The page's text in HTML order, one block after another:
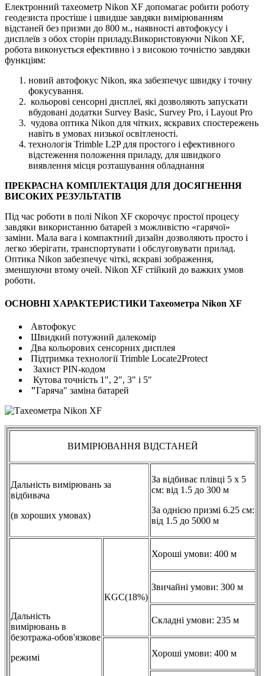
Електронний тахеометр Nikon XF допомагає робити роботу
геодезиста простіше і швидше завдяки вимірюванням
відстаней без призми до 800 м., наявності автофокусу і
дисплеїв з обох сторін приладу.Використовуючи Nikon XF,
робота виконується ефективно і з високою точністю завдяки
функціям:
новий автофокус Nikon, яка забезпечує швидку і точну
фокусування.
кольорові сенсорні дисплеї, які дозволяють запускати
вбудовані додатки Survey Basic, Survey Pro, і Layout Pro
чудова оптика Nikon для чітких, яскравих спостережень
навіть в умовах низької освітленості.
технологія Trimble L2P для простого і ефективного
відстеження положення приладу, для швидкого
виявлення місця розташування обладнання
ПРЕКРАСНА КОМПЛЕКТАЦІЯ ДЛЯ ДОСЯГНЕННЯ
ВИСОКИХ РЕЗУЛЬТАТІВ
Під час роботи в полі Nikon XF скорочує простої процесу
завдяки використанню батарей з можливістю «гарячої»
заміни. Мала вага і компактний дизайн дозволяють просто і
легко зберігати, транспортувати і обслуговувати прилад.
Оптика Nikon забезпечує чіткі, яскраві зображення,
зменшуючи втому очей. Nikon XF стійкий до важких умов
роботи.
ОСНОВНІ ХАРАКТЕРИСТИКИ Тахеометра Nikon XF
Автофокус
Швидкий потужний далекомір
Два кольорових сенсорних дисплея
Підтримка технології Trimble Locate2Protect
Захист PIN-кодом
Кутова точність 1", 2", 3" і 5"
"Гаряча" заміна батарей
ВИМІРЮВАННЯ ВІДСТАНЕЙ
Дальність вимірювань за
відбивача
(в хороших умовах)
За відбиває плівці 5 х 5
см: від 1.5 до 300 м
За однією призмі 6.25 см:
від 1.5 до 5000 м
Дальність
вимірювань в
безотража-обов'язкове
режимі
KGC(18%)
Хороші умови: 400 м
Звичайні умови: 300 м
Складні умови: 235 м
Хороші умови: 400 м